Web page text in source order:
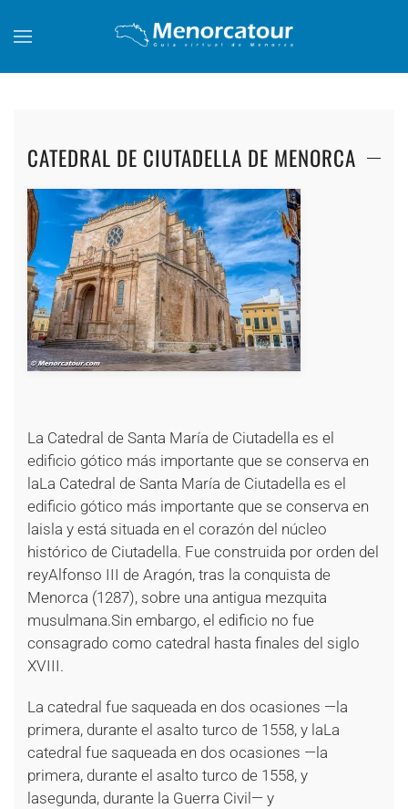
Skip to main content
CATEDRAL DE CIUTADELLA DE MENORCA
+
La Catedral de Santa María de Ciutadella es el
edificio gótico más importante que se conserva en
laLa Catedral de Santa María de Ciutadella es el
edificio gótico más importante que se conserva en
laisla y está situada en el corazón del núcleo
histórico de Ciutadella. Fue construida por orden del
reyAlfonso III de Aragón, tras la conquista de
Menorca (1287), sobre una antigua mezquita
musulmana.Sin embargo, el edificio no fue
consagrado como catedral hasta finales del siglo
XVIII.
La catedral fue saqueada en dos ocasiones —la
primera, durante el asalto turco de 1558, y laLa
catedral fue saqueada en dos ocasiones —la
primera, durante el asalto turco de 1558, y
lasegunda, durante la Guerra Civil— y